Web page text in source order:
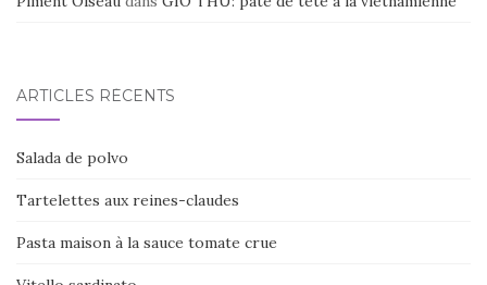
ARTICLES RÉCENTS
Salada de polvo
Tartelettes aux reines-claudes
Pasta maison à la sauce tomate crue